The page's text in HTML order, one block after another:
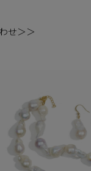
せ＞＞